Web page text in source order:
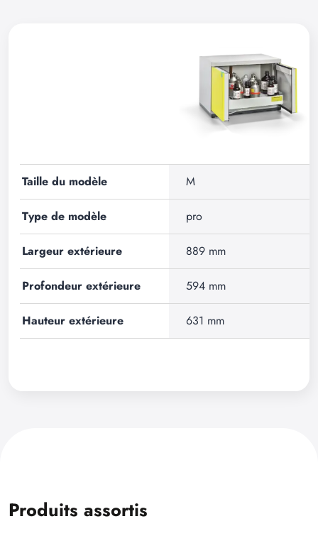
Taille du modèle M
Type de modèle pro
Largeur extérieure 889 mm
Profondeur extérieure 594 mm
Hauteur extérieure 631 mm
Produits assortis